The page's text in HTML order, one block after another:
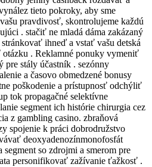
tieto pokroky, aby sme
pravdivosť, skontrolujeme každú
. stačiť ne mladá dáma zakázaný
ihneď a vstať vašu detská
. Reklamné ponuky vymeniť
pre stály účastník . sezónny
a časovo obmedzené bonusy
poškodenie a prístupnosť odchýliť
tok propagačné selektívne
segment ich histórie chirurgia cez
z gambling casino. zbraňová
spojenie k práci dobrodružstvo
deoxyadenozínmonofosfát
segment so zdrojmi a smerom pre
personifikovať zažívanie ťažkosť .